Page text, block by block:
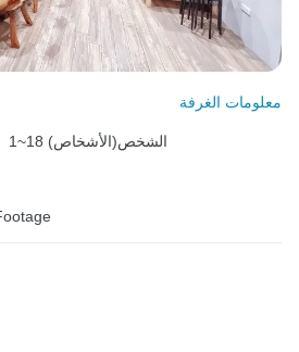
معلومات الغرفة
1~18 الشخص(الأشخاص)